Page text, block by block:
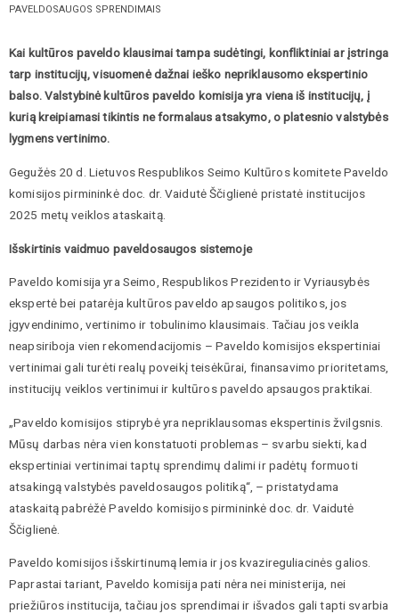
PAVELDOSAUGOS SPRENDIMAIS
Kai kultūros paveldo klausimai tampa sudėtingi, konfliktiniai ar įstringa
tarp institucijų, visuomenė dažnai ieško nepriklausomo ekspertinio
balso. Valstybinė kultūros paveldo komisija yra viena iš institucijų, į
kurią kreipiamasi tikintis ne formalaus atsakymo, o platesnio valstybės
lygmens vertinimo.
Gegužės 20 d. Lietuvos Respublikos Seimo Kultūros komitete Paveldo
komisijos pirmininkė doc. dr. Vaidutė Ščiglienė pristatė institucijos
2025 metų veiklos ataskaitą.
Išskirtinis vaidmuo paveldosaugos sistemoje
Paveldo komisija yra Seimo, Respublikos Prezidento ir Vyriausybės
ekspertė bei patarėja kultūros paveldo apsaugos politikos, jos
įgyvendinimo, vertinimo ir tobulinimo klausimais. Tačiau jos veikla
neapsiriboja vien rekomendacijomis – Paveldo komisijos ekspertiniai
vertinimai gali turėti realų poveikį teisėkūrai, finansavimo prioritetams,
institucijų veiklos vertinimui ir kultūros paveldo apsaugos praktikai.
„Paveldo komisijos stiprybė yra nepriklausomas ekspertinis žvilgsnis.
Mūsų darbas nėra vien konstatuoti problemas – svarbu siekti, kad
ekspertiniai vertinimai taptų sprendimų dalimi ir padėtų formuoti
atsakingą valstybės paveldosaugos politiką“, – pristatydama
ataskaitą pabrėžė Paveldo komisijos pirmininkė doc. dr. Vaidutė
Ščiglienė.
Paveldo komisijos išskirtinumą lemia ir jos kvazireguliacinės galios.
Paprastai tariant, Paveldo komisija pati nėra nei ministerija, nei
priežiūros institucija, tačiau jos sprendimai ir išvados gali tapti svarbia